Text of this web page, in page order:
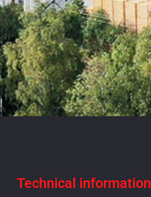
Technical information